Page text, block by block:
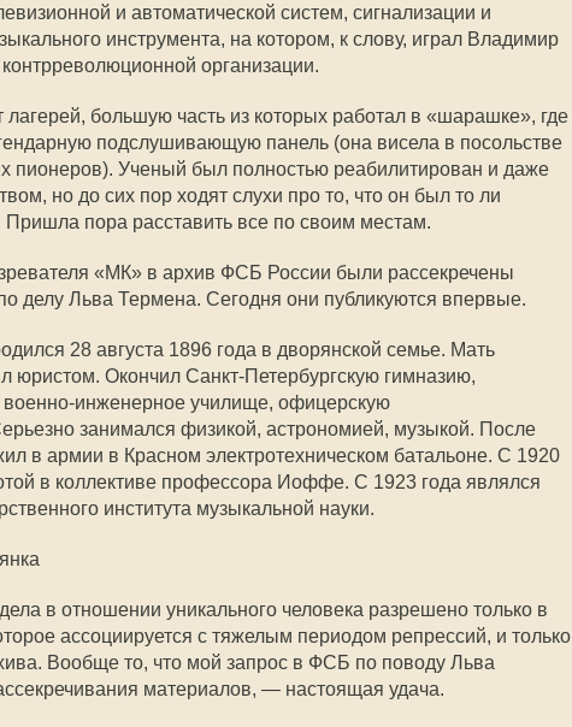
и автоматической систем, сигнализации и
инструмента, на котором, к слову, играл Владимир
организации.
большую часть из которых работал в «шарашке», где
подслушивающую панель (она висела в посольстве
пионеров). Ученый был полностью реабилитирован и даже
но до сих пор ходят слухи про то, что он был то ли
пора расставить все по своим местам.
«МК» в архив ФСБ России были рассекречены
делу Льва Термена. Сегодня они публикуются впервые.
28 августа 1896 года в дворянской семье. Мать
юристом. Окончил Санкт-Петербургскую гимназию,
военно-инженерное училище, офицерскую
занимался физикой, астрономией, музыкой. После
в армии в Красном электротехническом батальоне. С 1920
в коллективе профессора Иоффе. С 1923 года являлся
института музыкальной науки.
в отношении уникального человека разрешено только в
ассоциируется с тяжелым периодом репрессий, и только
Вообще то, что мой запрос в ФСБ по поводу Льва
материалов, — настоящая удача.